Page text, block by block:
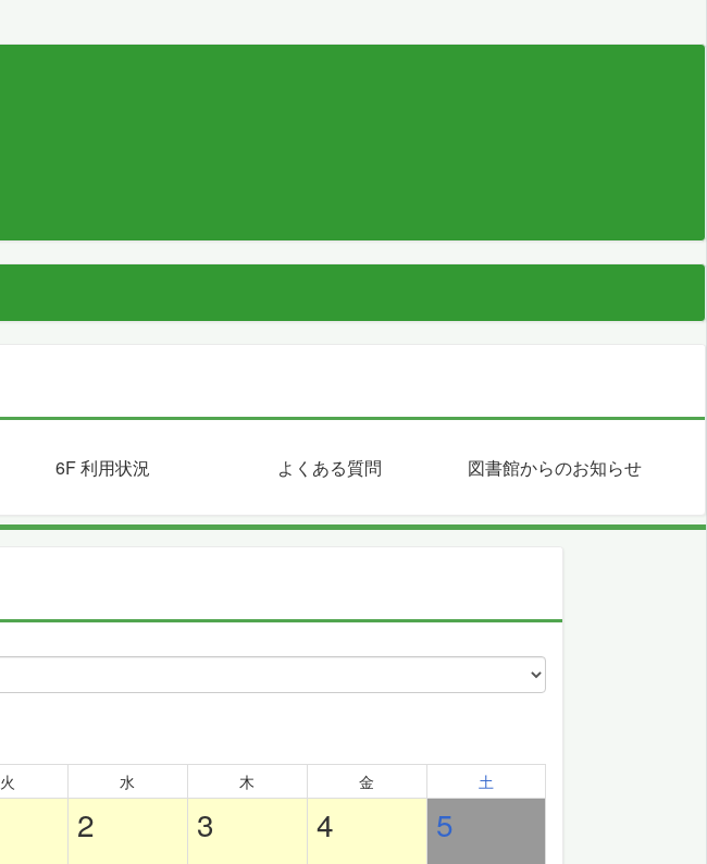
6F 利用状況 よくある質問 図書館からのお知らせ
火 水 木 金 土
2 3 4 5